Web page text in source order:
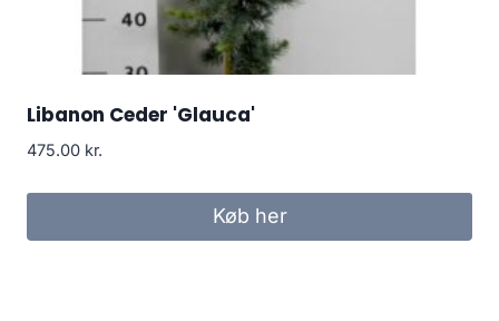
Libanon Ceder 'Glauca'
475.00 kr.
Køb her